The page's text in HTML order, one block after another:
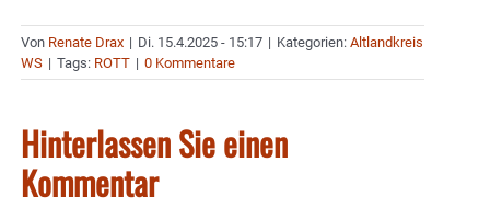
Von Renate Drax | Di. 15.4.2025 - 15:17 | Kategorien: Altlandkreis
WS | Tags: ROTT | 0 Kommentare
Hinterlassen Sie einen
Kommentar